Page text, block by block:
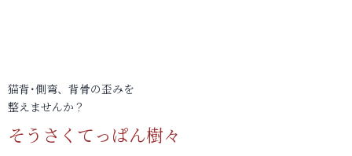
猫背･側弯、背骨の歪みを
整えませんか？
そうさくてっぱん樹々